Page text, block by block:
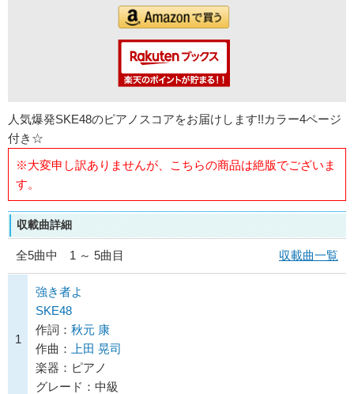
人気爆発SKE48のピアノスコアをお届けします!!カラー4ページ
付き☆
※大変申し訳ありませんが、こちらの商品は絶版でございま
す。
収載曲詳細
全5曲中 1 ～ 5曲目 収載曲一覧
1
強き者よ
SKE48
作詞： 秋元 康
作曲：
上田 晃司
楽器：ピアノ
グレード：中級